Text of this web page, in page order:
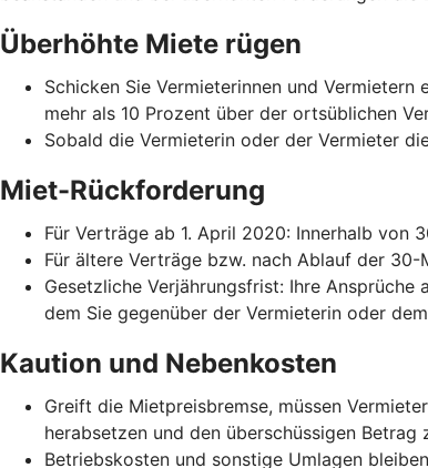
Überhöhte Miete rügen
Schicken Sie Vermieterinnen und
mehr als 10 Prozent über der ortsüblichen
Sobald die Vermieterin oder der Vermieter
Miet-Rückforderung
Für Verträge ab 1. April 2020: Innerhalb von
Für ältere Verträge bzw. nach Ablauf der
Gesetzliche Verjährungsfrist: Ihre
dem Sie gegenüber der Vermieterin oder
Kaution und Nebenkosten
Greift die Mietpreisbremse, müssen
herabsetzen und den überschüssigen Betrag
Betriebskosten und sonstige Umlagen